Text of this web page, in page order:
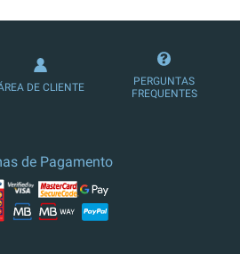
DE CLIENTE
PERGUNTAS
FREQUENTES
de Pagamento